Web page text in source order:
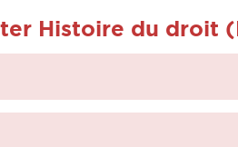
Histoire du droit